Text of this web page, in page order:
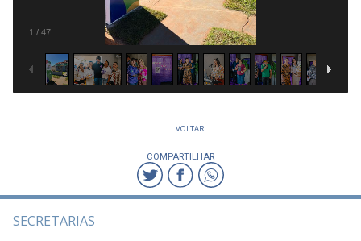
1 / 47
VOLTAR
COMPARTILHAR
SECRETARIAS